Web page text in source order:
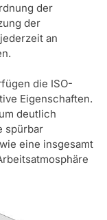
der
der
an
die ISO-
Eigenschaften.
deutlich
spürbar
eine insgesamt